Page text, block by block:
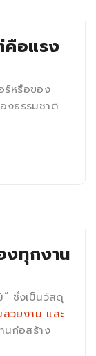
คือแรง
ร์หรือของ
งธรรมชาติ
งทุกงาน
” ซึ่งเป็นวัสดุ
สวยงาม และ
นก่อสร้าง